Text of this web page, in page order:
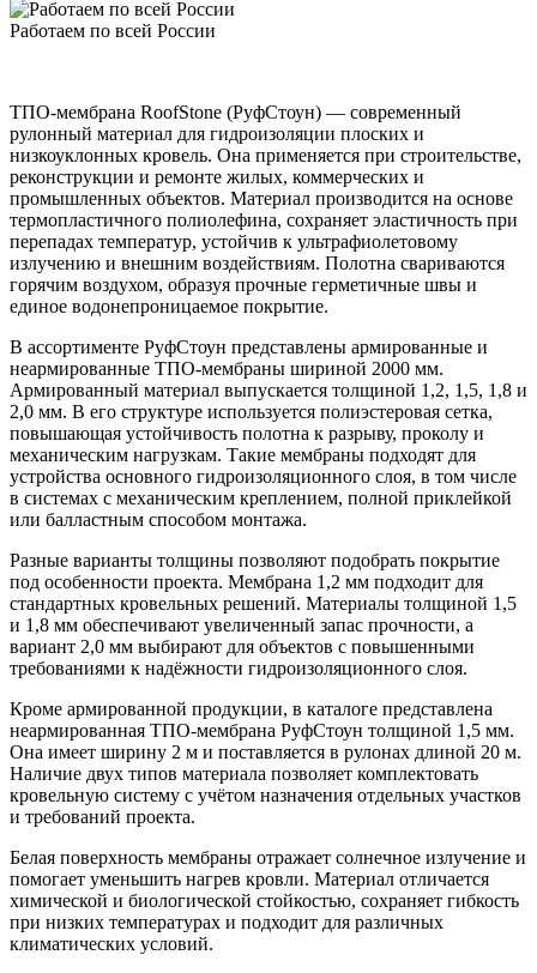
Работаем по всей России
ТПО-мембрана RoofStone (РуфСтоун) — современный
рулонный материал для гидроизоляции плоских и
низкоуклонных кровель. Она применяется при строительстве,
реконструкции и ремонте жилых, коммерческих и
промышленных объектов. Материал производится на основе
термопластичного полиолефина, сохраняет эластичность при
перепадах температур, устойчив к ультрафиолетовому
излучению и внешним воздействиям. Полотна свариваются
горячим воздухом, образуя прочные герметичные швы и
единое водонепроницаемое покрытие.
В ассортименте РуфСтоун представлены армированные и
неармированные ТПО-мембраны шириной 2000 мм.
Армированный материал выпускается толщиной 1,2, 1,5, 1,8 и
2,0 мм. В его структуре используется полиэстеровая сетка,
повышающая устойчивость полотна к разрыву, проколу и
механическим нагрузкам. Такие мембраны подходят для
устройства основного гидроизоляционного слоя, в том числе
в системах с механическим креплением, полной приклейкой
или балластным способом монтажа.
Разные варианты толщины позволяют подобрать покрытие
под особенности проекта. Мембрана 1,2 мм подходит для
стандартных кровельных решений. Материалы толщиной 1,5
и 1,8 мм обеспечивают увеличенный запас прочности, а
вариант 2,0 мм выбирают для объектов с повышенными
требованиями к надёжности гидроизоляционного слоя.
Кроме армированной продукции, в каталоге представлена
неармированная ТПО-мембрана РуфСтоун толщиной 1,5 мм.
Она имеет ширину 2 м и поставляется в рулонах длиной 20 м.
Наличие двух типов материала позволяет комплектовать
кровельную систему с учётом назначения отдельных участков
и требований проекта.
Белая поверхность мембраны отражает солнечное излучение и
помогает уменьшить нагрев кровли. Материал отличается
химической и биологической стойкостью, сохраняет гибкость
при низких температурах и подходит для различных
климатических условий.